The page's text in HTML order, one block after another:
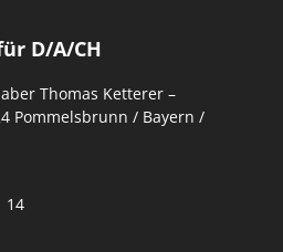
D/A/CH
Thomas Ketterer –
Pommelsbrunn / Bayern /
14